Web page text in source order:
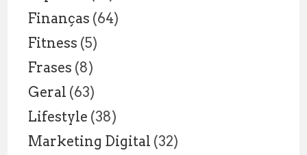
Finanças (64)
Fitness (5)
Frases (8)
Geral (63)
Lifestyle (38)
Marketing Digital (32)